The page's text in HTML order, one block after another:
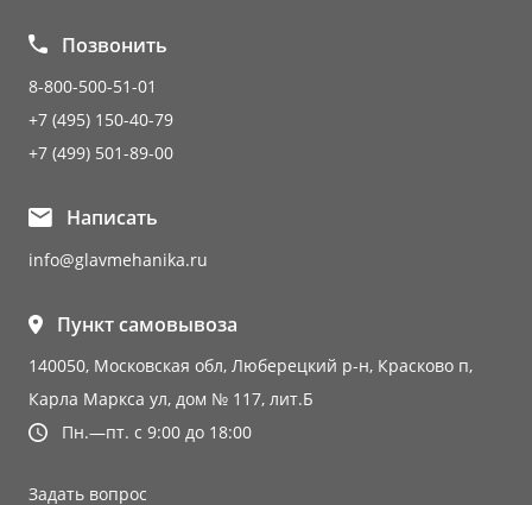
Позвонить
8-800-500-51-01
+7 (495) 150-40-79
+7 (499) 501-89-00
Написать
info@glavmehanika.ru
Пункт самовывоза
140050, Московская обл, Люберецкий р-н, Красково п,
Карла Маркса ул, дом № 117, лит.Б
Пн.—пт. с 9:00 до 18:00
Задать вопрос